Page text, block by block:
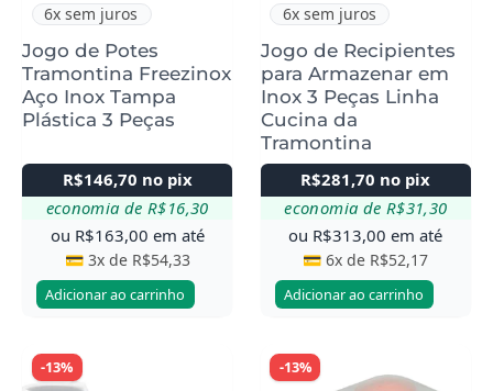
6x sem juros
Jogo de Potes
Tramontina Freezinox
Aço Inox Tampa
Plástica 3 Peças
R$146,70 no pix
economia de R$16,30
ou R$163,00 em até
💳 3x de R$54,33
Adicionar ao carrinho
6x sem juros
Jogo de Recipientes
para Armazenar em
Inox 3 Peças Linha
Cucina da
Tramontina
R$281,70 no pix
economia de R$31,30
ou R$313,00 em até
💳 6x de R$52,17
Adicionar ao carrinho
-13% -13%